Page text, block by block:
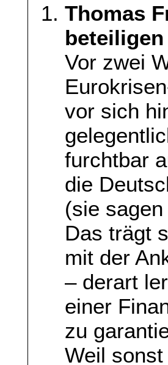
Thomas
beteiligen
Vor zwei
vor sich
furchtbar
die
(sie
Das trägt
mit der
– derart
einer
zu
Weil